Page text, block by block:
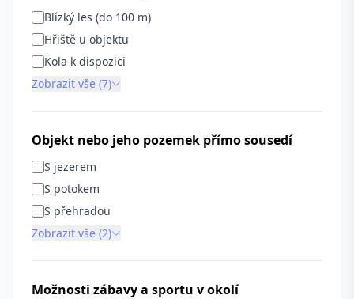
Blízký les (do 100 m)
Hřiště u objektu
Kola k dispozici
Zobrazit vše (7)
Objekt nebo jeho pozemek přímo sousedí
S jezerem
S potokem
S přehradou
Zobrazit vše (2)
Možnosti zábavy a sportu v okolí